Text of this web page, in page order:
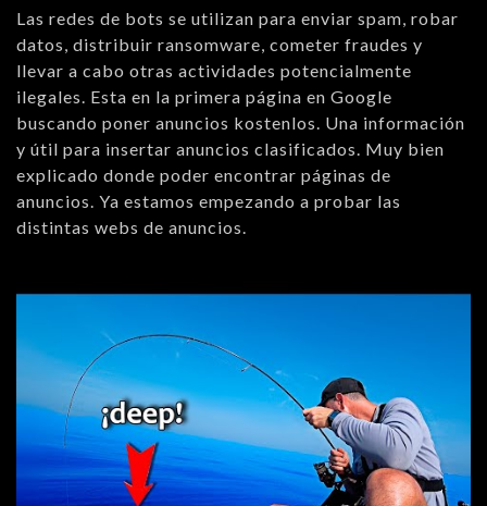
Las redes de bots se utilizan para enviar spam, robar
datos, distribuir ransomware, cometer fraudes y
llevar a cabo otras actividades potencialmente
ilegales. Esta en la primera página en Google
buscando poner anuncios kostenlos. Una información
y útil para insertar anuncios clasificados. Muy bien
explicado donde poder encontrar páginas de
anuncios. Ya estamos empezando a probar las
distintas webs de anuncios.